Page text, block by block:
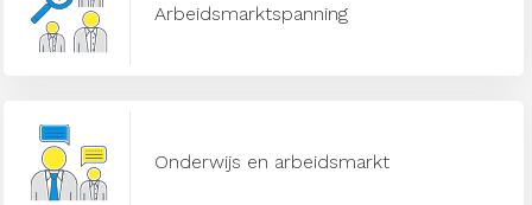
Arbeidsmarktspanning
Onderwijs en arbeidsmarkt